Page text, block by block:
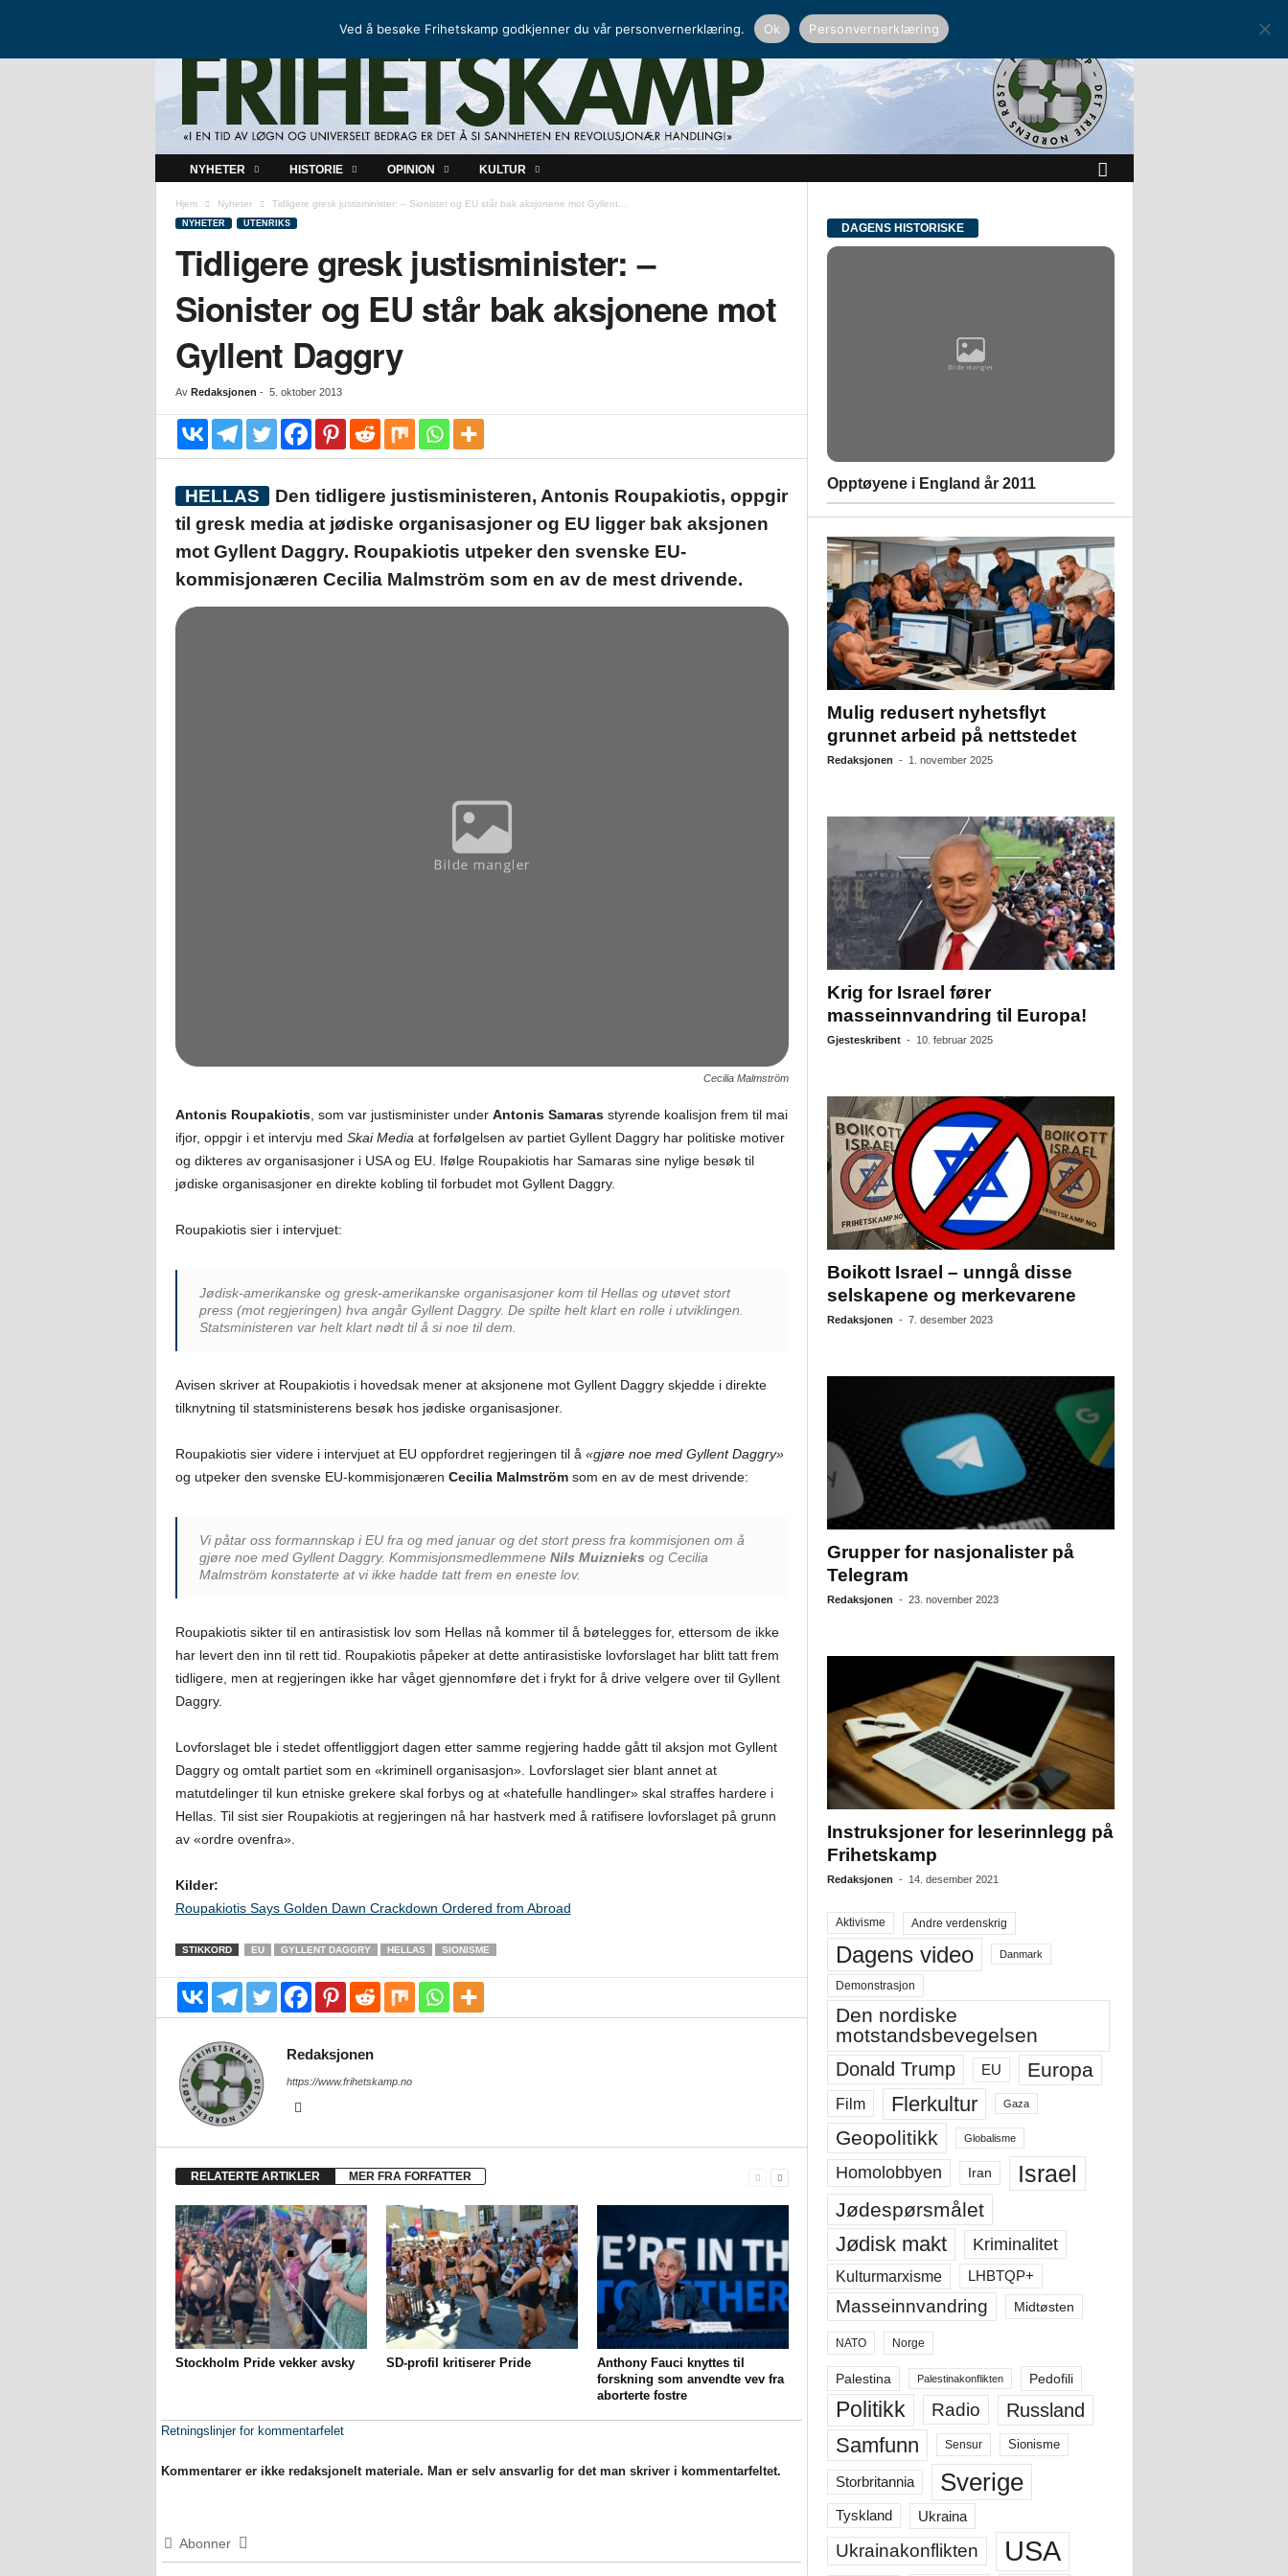
r
NYHETER HISTORIE OPINION KULTUR
Hjem Nyheter Tidligere gresk justisminister: – Sionister og EU står bak aksjonene mot Gyllent...
NYHETER UTENRIKS
Tidligere gresk justisminister: –
Sionister og EU står bak aksjonene mot
Gyllent Daggry
Av Redaksjonen - 5. oktober 2013
HELLAS
Den tidligere justisministeren, Antonis Roupakiotis, oppgir
til gresk media at jødiske organisasjoner og EU ligger bak aksjonen
mot Gyllent Daggry. Roupakiotis utpeker den svenske EU-
kommisjonæren Cecilia Malmström som en av de mest drivende.
Cecilia Malmström
Antonis Roupakiotis, som var justisminister under Antonis Samarasstyrende koalisjon frem til mai
ifjor, oppgir i et intervju med Skai Media at forfølgelsen av partiet Gyllent Daggry har politiske motiver
og dikteres av organisasjoner i USA og EU. Ifølge Roupakiotis har Samaras sine nylige besøk til
jødiske organisasjoner en direkte kobling til forbudet mot Gyllent Daggry.
Roupakiotis sier i intervjuet:
Jødisk-amerikanske og gresk-amerikanske organisasjoner kom til Hellas og utøvet stort
press (mot regjeringen) hva angår Gyllent Daggry. De spilte helt klart en rolle i utviklingen.
Statsministeren var helt klart nødt til å si noe til dem.
Avisen skriver at Roupakiotis i hovedsak mener at aksjonene mot Gyllent Daggry skjedde i direkte
tilknytning til statsministerens besøk hos jødiske organisasjoner.
Roupakiotis sier videre i intervjuet at EU oppfordret regjeringen til å «gjøre noe med Gyllent Daggry»
og utpeker den svenske EU-kommisjonæren Cecilia Malmströmsom en av de mest drivende:
Vi påtar oss formannskap i EU fra og med januar og det stort press fra kommisjonen om å
gjøre noe med Gyllent Daggry. Kommisjonsmedlemmene Nils Muiznieks og Cecilia
Malmström konstaterte at vi ikke hadde tatt frem en eneste lov.
Roupakiotis sikter til en antirasistisk lov som Hellas nå kommer til å bøtelegges for, ettersom de ikke
har levert den inn til rett tid. Roupakiotis påpeker at dette antirasistiske lovforslaget har blitt tatt frem
tidligere, men at regjeringen ikke har våget gjennomføre det i frykt for å drive velgere over til Gyllent
Daggry.
Lovforslaget ble i stedet offentliggjort dagen etter samme regjering hadde gått til aksjon mot Gyllent
Daggry og omtalt partiet som en «kriminell organisasjon». Lovforslaget sier blant annet at
matutdelinger til kun etniske grekere skal forbys og at «hatefulle handlinger» skal straffes hardere i
Hellas. Til sist sier Roupakiotis at regjeringen nå har hastverk med å ratifisere lovforslaget på grunn
av «ordre ovenfra».
Kilder:
Roupakiotis Says Golden Dawn Crackdown Ordered from Abroad
STIKKORD EU GYLLENT DAGGRY HELLAS SIONISME
Redaksjonen
https://www.frihetskamp.no
RELATERTE ARTIKLER MER FRA FORFATTER
Stockholm Pride vekker avsky SD-profil kritiserer Pride
Anthony Fauci knyttes til
forskning som anvendte vev fra
aborterte fostre
Retningslinjer for kommentarfelet
Kommentarer er ikke redaksjonelt materiale. Man er selv ansvarlig for det man skriver i kommentarfeltet.
Abonner
DAGENS HISTORISKE
Opptøyene i England år 2011
Mulig redusert nyhetsflyt
grunnet arbeid på nettstedet
Redaksjonen - 1. november 2025
Krig for Israel fører
masseinnvandring til Europa!
Gjesteskribent - 10. februar 2025
Boikott Israel – unngå disse
selskapene og merkevarene
Redaksjonen - 7. desember 2023
Grupper for nasjonalister på
Telegram
Redaksjonen - 23. november 2023
Instruksjoner for leserinnlegg på
Frihetskamp
Redaksjonen - 14. desember 2021
Aktivisme Andre verdenskrig
Dagens video Danmark
Demonstrasjon
Den nordiske
motstandsbevegelsen
Donald Trump EU Europa
Film Flerkultur Gaza
Geopolitikk Globalisme
Homolobbyen Iran Israel
Jødespørsmålet
Jødisk makt Kriminalitet
Kulturmarxisme LHBTQP+
Masseinnvandring Midtøsten
NATO Norge
Palestina Palestinakonflikten Pedofili
Politikk Radio Russland
Samfunn Sensur Sionisme
Storbritannia Sverige
Tyskland Ukraina
Ukrainakonflikten USA
Ved å besøke Frihetskamp godkjenner du vår personvernerklæring. Ok Personvernerklæring